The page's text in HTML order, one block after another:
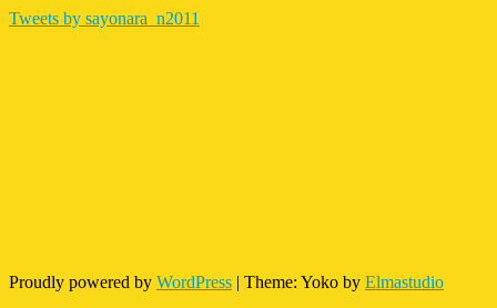
Tweets by sayonara_n2011
Proudly powered by WordPress | Theme: Yoko by Elmastudio